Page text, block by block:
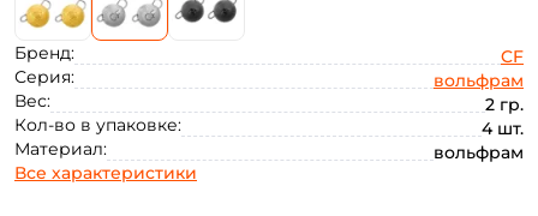
Бренд:
CF
Серия:
вольфрам
Вес:
2 гр.
Кол-во в упаковке:
4 шт.
Материал:
вольфрам
Все характеристики